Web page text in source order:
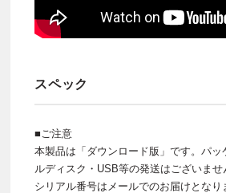
スペック
■ご注意
本製品は「ダウンロード版」です。パッ
ルディスク・USB等の発送はございませ
シリアル番号はメールでのお届けとなり